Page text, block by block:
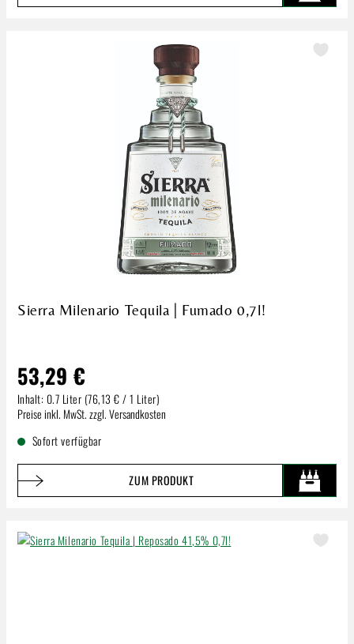
Sierra Milenario Tequila | Fumado 0,7l!
53,29 €
Inhalt: 0.7 Liter (76,13 € / 1 Liter)
Regulärer Preis:
Preise inkl. MwSt. zzgl. Versandkosten
Sofort verfügbar
ZUM PRODUKT